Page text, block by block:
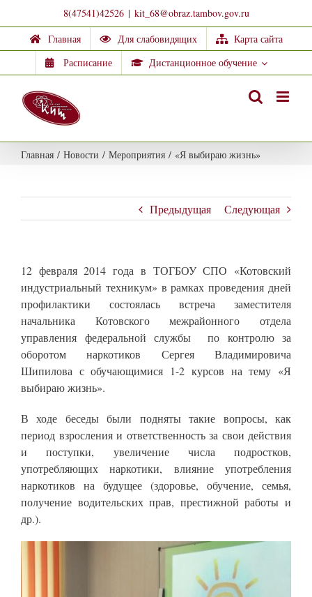
to
content
8(47541)42526 | kit_68@obraz.tambov.gov.ru
Главная
Для слабовидящих
Карта сайта
Расписание
Дистанционное обучение
Главная / Новости / Мероприятия / «Я выбираю жизнь»
Предыдущая Следующая
12 февраля 2014 года в ТОГБОУ СПО «Котовский
индустриальный техникум» в рамках проведения дней
профилактики состоялась встреча заместителя
начальника Котовского межрайонного отдела
управления федеральной службы по контролю за
оборотом наркотиков Сергея Владимировича
Шипилова с обучающимися 1-2 курсов на тему «Я
выбираю жизнь».
В ходе беседы были подняты такие вопросы, как
период взросления и ответственность за свои действия
и поступки, увеличение числа подростков,
употребляющих наркотики, влияние употребления
наркотиков на будущее (здоровье, обучение, семья,
получение водительских прав, престижной работы и
др.).